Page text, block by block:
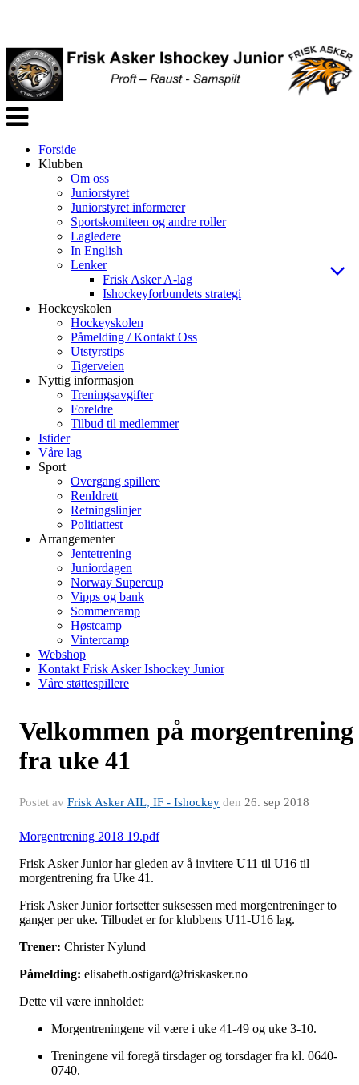
Veksle
navigasjon
Forside
Klubben
Om oss
Juniorstyret
Juniorstyret informerer
Sportskomiteen og andre roller
Lagledere
In English
Lenker
Frisk Asker A-lag
Ishockeyforbundets strategi
Hockeyskolen
Hockeyskolen
Påmelding / Kontakt Oss
Utstyrstips
Tigerveien
Nyttig informasjon
Treningsavgifter
Foreldre
Tilbud til medlemmer
Istider
Våre lag
Sport
Overgang spillere
RenIdrett
Retningslinjer
Politiattest
Arrangementer
Jentetrening
Juniordagen
Norway Supercup
Vipps og bank
Sommercamp
Høstcamp
Vintercamp
Webshop
Kontakt Frisk Asker Ishockey Junior
Våre støttespillere
Velkommen på morgentrening
fra uke 41
Postet av Frisk Asker AIL, IF - Ishockey den 26. sep 2018
Morgentrening 2018 19.pdf
Frisk Asker Junior har gleden av å invitere U11 til U16 til
morgentrening fra Uke 41.
Frisk Asker Junior fortsetter suksessen med morgentreninger to
ganger per uke. Tilbudet er for klubbens U11-U16 lag.
Trener: Christer Nylund
Påmelding: elisabeth.ostigard@friskasker.no
Dette vil være innholdet:
Morgentreningene vil være i uke 41-49 og uke 3-10.
Treningene vil foregå tirsdager og torsdager fra kl. 0640-
0740.